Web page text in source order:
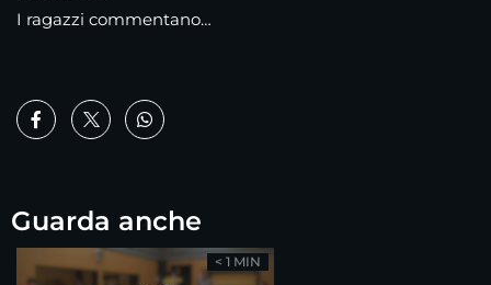
I ragazzi commentano…
Guarda anche
< 1 MIN